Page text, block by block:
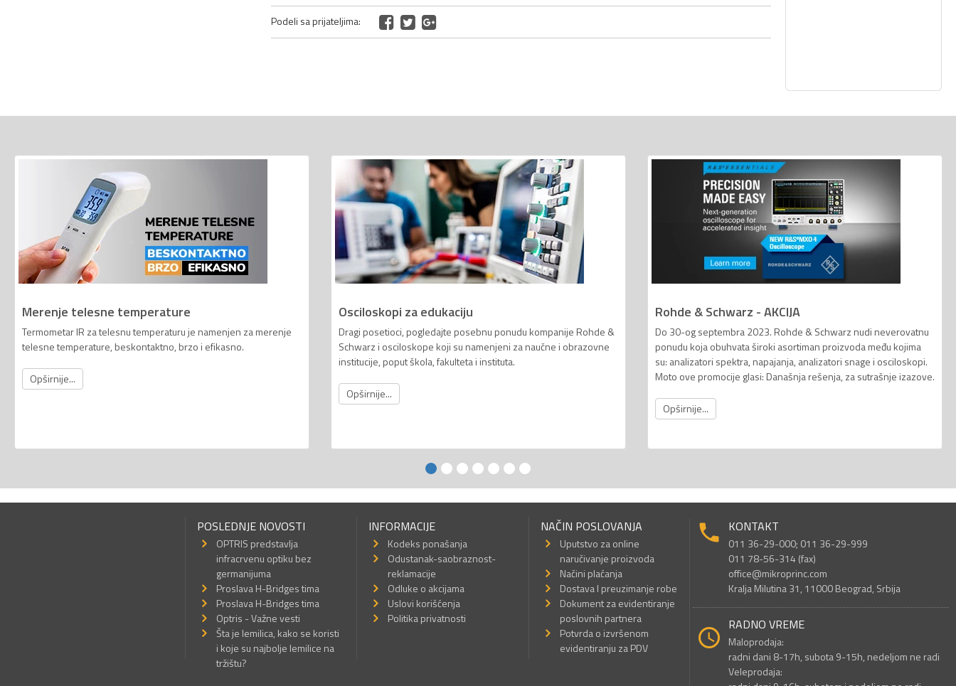
Podeli sa prijateljima:
Merenje telesne temperature
Termometar IR za telesnu temperaturu je namenjen za merenje
telesne temperature, beskontaktno, brzo i efikasno.
Opširnije...
Osciloskopi za edukaciju
Dragi posetioci, pogledajte posebnu ponudu kompanije Rohde &
Schwarz i osciloskope koji su namenjeni za naučne i obrazovne
institucije, poput škola, fakulteta i instituta.
Opširnije...
Rohde & Schwarz - AKCIJA
Do 30-og septembra 2023. Rohde & Schwarz nudi neverovatnu
ponudu koja obuhvata široki asortiman proizvoda među kojima
su: analizatori spektra, napajanja, analizatori snage i osciloskopi.
Moto ove promocije glasi: Današnja rešenja, za sutrašnje izazove.
Opširnije...
POSLEDNJE NOVOSTI
OPTRIS predstavlja
infracrvenu optiku bez
germanijuma
Proslava H-Bridges tima
Proslava H-Bridges tima
Optris - Važne vesti
Šta je lemilica, kako se koristi
i koje su najbolje lemilice na
tržištu?
INFORMACIJE
Kodeks ponašanja
Odustanak-saobraznost-
reklamacije
Odluke o akcijama
Uslovi korišćenja
Politika privatnosti
NAČIN POSLOVANJA
Uputstvo za online
naručivanje proizvoda
Načini plaćanja
Dostava I preuzimanje robe
Dokument za evidentiranje
poslovnih partnera
Potvrda o izvršenom
evidentiranju za PDV
KONTAKT
011 36-29-000; 011 36-29-999
011 78-56-314 (fax)
office@mikroprinc.com
Kralja Milutina 31, 11000 Beograd, Srbija
RADNO VREME
Maloprodaja:
radni dani 8-17h, subota 9-15h, nedeljom ne radi
Veleprodaja: